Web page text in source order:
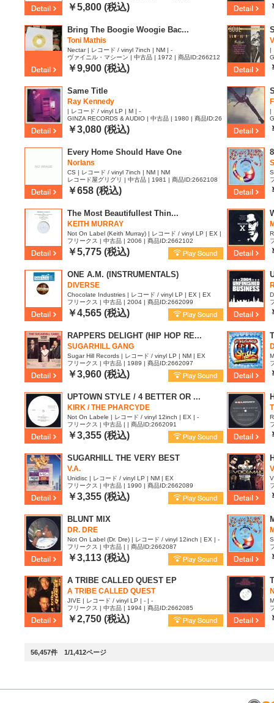
7￥5,800 (税込)
Bring The Boogie Woogie Bac...
Toni Mathis ‎
Nectar | レコード / vinyl 7inch | NM | -
ヴァイニル・マシーン | 中古品 | 1972 | 商品ID:266212
0￥9,900 (税込)
|
Same Title
Ray Kennedy
| レコード / vinyl LP | M | -
GINZA RECORDS & AUDIO | 中古品 | 1980 | 商品ID:26
62118
￥3,080 (税込)
|
Every Home Should Have One
Norlans
CS | レコード / vinyl 7inch | NM | NM
レコード屋グリグリ | 中古品 | 1981 | 商品ID:2662108
￥658 (税込)
The Most Beautifullest Thin...
KEITH MURRAY
Not On Label (Keith Murray) | レコード / vinyl LP | EX |
EX
フリークス | 中古品 | 2006 | 商品ID:2662102
￥5,775 (税込)
ONE A.M. (INSTRUMENTALS)
DIVERSE
Chocolate Industries | レコード / vinyl LP | EX | EX
フリークス | 中古品 | 2004 | 商品ID:2662099
￥4,565 (税込)
RAPPERS DELIGHT (HIP HOP RE...
SUGARHILL GANG
Sugar Hill Records | レコード / vinyl LP | NM | EX
フリークス | 中古品 | 1989 | 商品ID:2662097
￥3,960 (税込)
UPTOWN STYLE / 4 BETTER OR ...
KIRK / THE PHARCYDE
Not On Labele | レコード / vinyl 12inch | EX | -
フリークス | 中古品 | | 商品ID:2662091
￥3,355 (税込)
SUGARHILL THE VERY BEST
V.A.
Unidisc | レコード / vinyl LP | NM | EX
フリークス | 中古品 | 1990 | 商品ID:2662089
￥3,355 (税込)
BLUNT MIX
DR. DRE
Not On Label (Dr. Dre) | レコード / vinyl 12inch | EX | -
フリークス | 中古品 | | 商品ID:2662087
￥3,113 (税込)
A TRIBE CALLED QUEST EP
A TRIBE CALLED QUEST
JIVE | レコード / vinyl LP | - | -
フリークス | 中古品 | 1994 | 商品ID:2662085
￥2,750 (税込)
56,457件 1/1,412ページ